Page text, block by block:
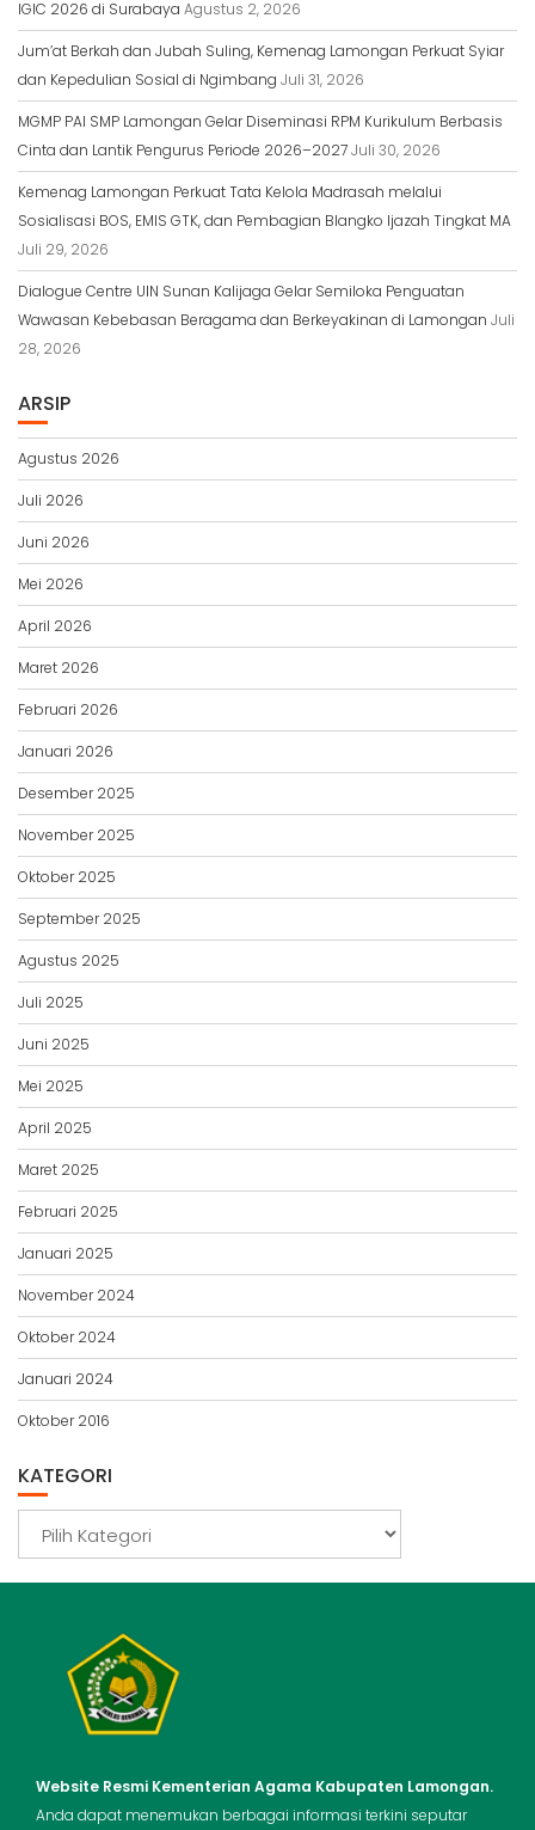
IGIC 2026 di Surabaya Agustus 2, 2026
Jum’at Berkah dan Jubah Suling, Kemenag Lamongan Perkuat Syiar
dan Kepedulian Sosial di Ngimbang Juli 31, 2026
MGMP PAI SMP Lamongan Gelar Diseminasi RPM Kurikulum Berbasis
Cinta dan Lantik Pengurus Periode 2026–2027Juli 30, 2026
Kemenag Lamongan Perkuat Tata Kelola Madrasah melalui
Sosialisasi BOS, EMIS GTK, dan Pembagian Blangko Ijazah Tingkat MA
Juli 29, 2026
Dialogue Centre UIN Sunan Kalijaga Gelar Semiloka Penguatan
Wawasan Kebebasan Beragama dan Berkeyakinan di Lamongan Juli
28, 2026
ARSIP
Agustus 2026
Juli 2026
Juni 2026
Mei 2026
April 2026
Maret 2026
Februari 2026
Januari 2026
Desember 2025
November 2025
Oktober 2025
September 2025
Agustus 2025
Juli 2025
Juni 2025
Mei 2025
April 2025
Maret 2025
Februari 2025
Januari 2025
November 2024
Oktober 2024
Januari 2024
Oktober 2016
KATEGORI
Website Resmi Kementerian Agama Kabupaten Lamongan.
Anda dapat menemukan berbagai informasi terkini seputar